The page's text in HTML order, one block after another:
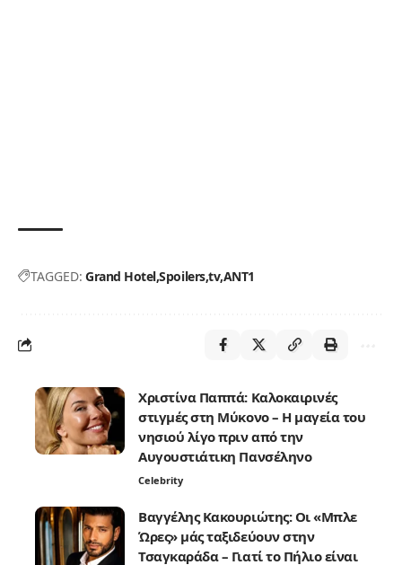
TAGGED: Grand HotelSpoilerstvΑΝΤ1
Χριστίνα Παππά: Καλοκαιρινές
στιγμές στη Μύκονο – Η μαγεία του
νησιού λίγο πριν από την
Αυγουστιάτικη Πανσέληνο
Celebrity
Βαγγέλης Κακουριώτης: Οι «Μπλε
Ώρες» μάς ταξιδεύουν στην
Τσαγκαράδα – Γιατί το Πήλιο είναι